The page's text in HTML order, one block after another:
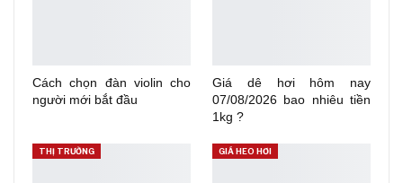
Cách chọn đàn violin cho
người mới bắt đầu
Giá dê hơi hôm nay
07/08/2026 bao nhiêu tiền
1kg ?
THỊ TRƯỜNG GIÁ HEO HƠI